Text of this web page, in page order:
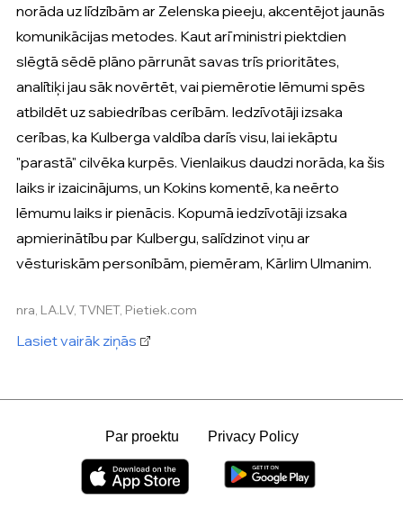
norāda uz līdzībām ar Zelenska pieeju, akcentējot jaunās
komunikācijas metodes. Kaut arī ministri piektdien
slēgtā sēdē plāno pārrunāt savas trīs prioritātes,
analītiķi jau sāk novērtēt, vai piemērotie lēmumi spēs
atbildēt uz sabiedrības cerībām. Iedzīvotāji izsaka
cerības, ka Kulberga valdība darīs visu, lai iekāptu
"parastā" cilvēka kurpēs. Vienlaikus daudzi norāda, ka šis
laiks ir izaicinājums, un Kokins komentē, ka neērto
lēmumu laiks ir pienācis. Kopumā iedzīvotāji izsaka
apmierinātību par Kulbergu, salīdzinot viņu ar
vēsturiskām personībām, piemēram, Kārlim Ulmanim.
nra, LA.LV, TVNET, Pietiek.com
Lasiet vairāk ziņās
Par proektu Privacy Policy